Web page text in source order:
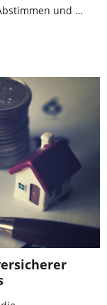
und …